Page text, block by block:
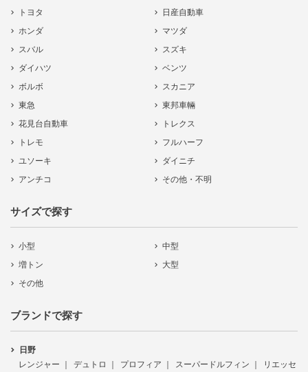
トヨタ
日産自動車
ホンダ
マツダ
スバル
スズキ
ダイハツ
ベンツ
ボルボ
スカニア
東急
東邦車輛
花見台自動車
トレクス
トレモ
フルハーフ
ユソーキ
ダイニチ
アンチコ
その他・不明
サイズで探す
小型
中型
増トン
大型
その他
ブランドで探す
日野
レンジャー
デュトロ プロフィア スーパードルフィン
リエッセ